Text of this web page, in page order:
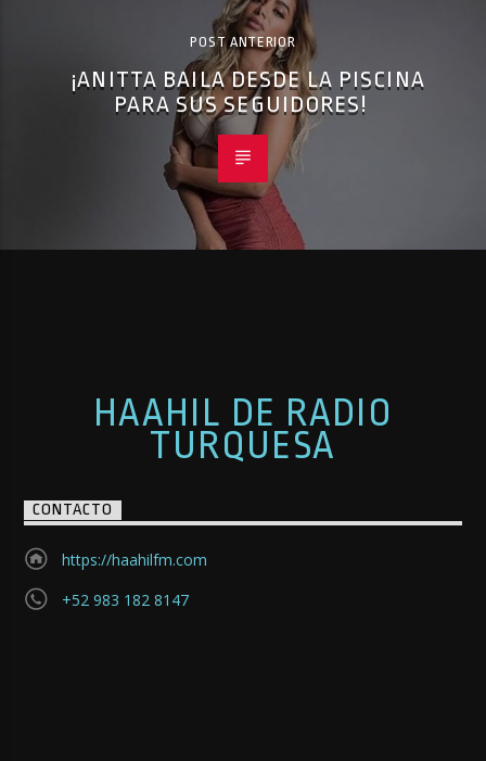
POST ANTERIOR
¡ANITTA BAILA DESDE LA PISCINA
PARA SUS SEGUIDORES!
HAAHIL DE RADIO
TURQUESA
CONTACTO
https://haahilfm.com
+52 983 182 8147